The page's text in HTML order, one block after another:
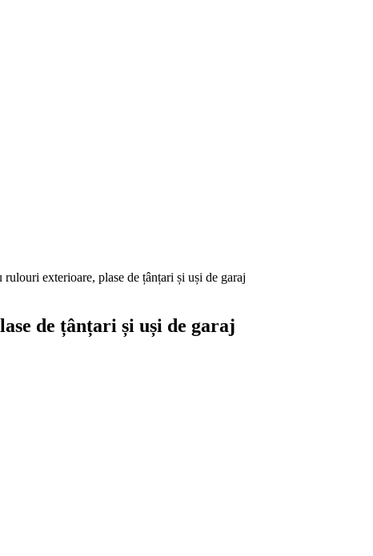
exterioare, plase de țânțari și uși de garaj
de țânțari și uși de garaj